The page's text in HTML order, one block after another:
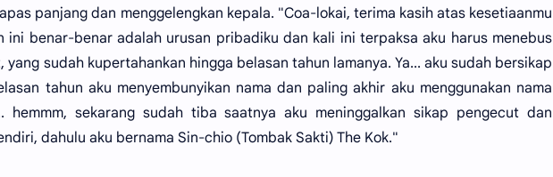
panjang dan menggelengkan kepala. "Coa-lokai, terima kasih atas kesetiaanmu
ini benar-benar adalah urusan pribadiku dan kali ini terpaksa aku harus menebus
sudah kupertahankan hingga belasan tahun lamanya. Ya... aku sudah bersikap
tahun aku menyembunyikan nama dan paling akhir aku menggunakan nama
hemmm, sekarang sudah tiba saatnya aku meninggalkan sikap pengecut dan
dahulu aku bernama Sin-chio (Tombak Sakti) The Kok."